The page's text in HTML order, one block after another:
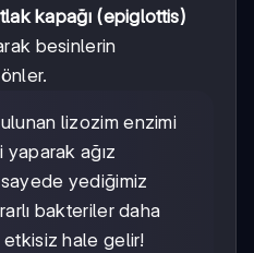
kapağı (epiglottis)
besinlerin
lizozim enzimi
ağız
sayede yediğimiz
bakteriler daha
hale gelir!